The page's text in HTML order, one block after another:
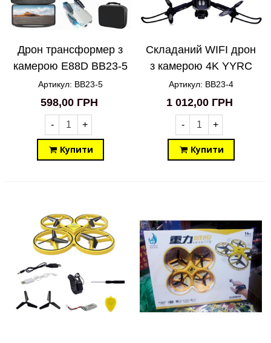
Дрон трансформер з
камерою E88D BB23-5
Артикул: BB23-5
598,00 ГРН
- +
Купити
Складаний WIFI дрон
з камерою 4K YYRC
Y615D BB23-4
Артикул: BB23-4
1 012,00 ГРН
- +
Купити